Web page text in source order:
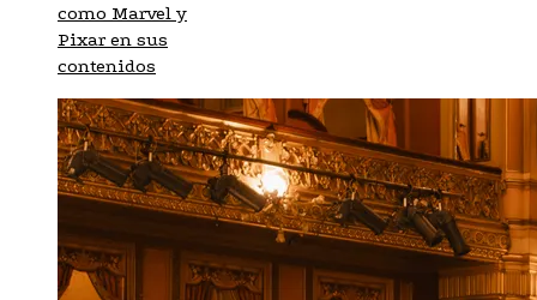
como Marvel y
Pixar en sus
contenidos